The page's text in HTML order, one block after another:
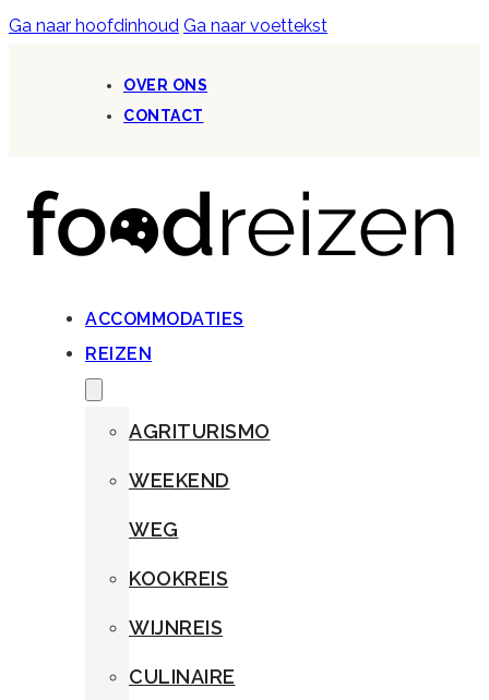
Ga naar hoofdinhoud Ga naar voettekst
OVER ONS
CONTACT
ACCOMMODATIES
REIZEN
AGRITURISMO
WEEKEND
WEG
KOOKREIS
WIJNREIS
CULINAIRE